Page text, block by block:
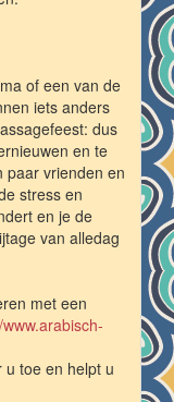
of een van de
iets anders
dus
en te
paar vrienden en
stress en
en je de
van alledag
met een
u toe en helpt u